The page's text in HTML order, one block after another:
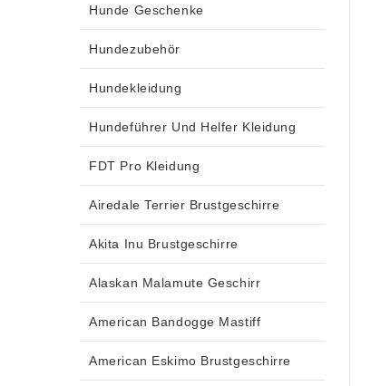
Hunde Geschenke
Hundezubehör
Hundekleidung
Hundeführer Und Helfer Kleidung
FDT Pro Kleidung
Airedale Terrier Brustgeschirre
Akita Inu Brustgeschirre
Alaskan Malamute Geschirr
American Bandogge Mastiff
American Eskimo Brustgeschirre